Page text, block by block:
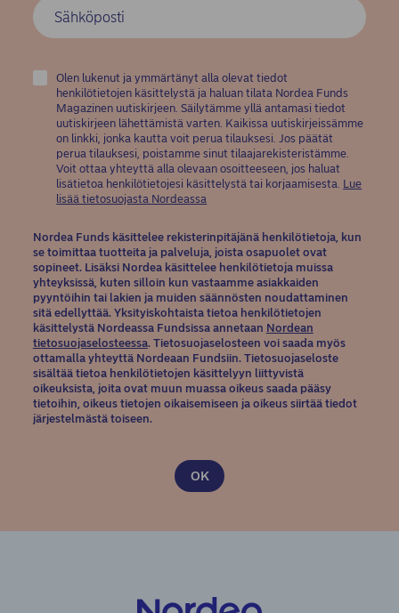
Olen lukenut ja ymmärtänyt alla olevat tiedot
henkilötietojen käsittelystä ja haluan tilata Nordea Funds
Magazinen uutiskirjeen. Säilytämme yllä antamasi tiedot
uutiskirjeen lähettämistä varten. Kaikissa uutiskirjeissämme
on linkki, jonka kautta voit perua tilauksesi. Jos päätät
perua tilauksesi, poistamme sinut tilaajarekisteristämme.
Voit ottaa yhteyttä alla olevaan osoitteeseen, jos haluat
lisätietoa henkilötietojesi käsittelystä tai korjaamisesta. Lue
lisää tietosuojasta Nordeassa
Nordea Funds käsittelee rekisterinpitäjänä henkilötietoja, kun
se toimittaa tuotteita ja palveluja, joista osapuolet ovat
sopineet. Lisäksi Nordea käsittelee henkilötietoja muissa
yhteyksissä, kuten silloin kun vastaamme asiakkaiden
pyyntöihin tai lakien ja muiden säännösten noudattaminen
sitä edellyttää. Yksityiskohtaista tietoa henkilötietojen
käsittelystä Nordeassa Fundsissa annetaan Nordean
tietosuojaselosteessa(opens in new window)
. Tietosuojaselosteen voi saada myös
ottamalla yhteyttä Nordeaan Fundsiin. Tietosuojaseloste
sisältää tietoa henkilötietojen käsittelyyn liittyvistä
oikeuksista, joita ovat muun muassa oikeus saada pääsy
tietoihin, oikeus tietojen oikaisemiseen ja oikeus siirtää tiedot
järjestelmästä toiseen.